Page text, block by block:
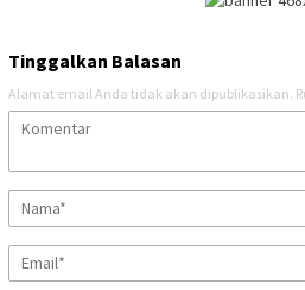
Tinggalkan Balasan
Alamat email Anda tidak akan dipublikasikan.